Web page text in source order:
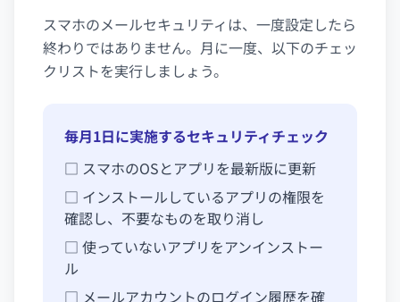
スマホのメールセキュリティは、一度設定したら
終わりではありません。月に一度、以下のチェッ
クリストを実行しましょう。
毎月1日に実施するセキュリティチェック
□ スマホのOSとアプリを最新版に更新
□ インストールしているアプリの権限を
確認し、不要なものを取り消し
□ 使っていないアプリをアンインストー
ル
□ メールアカウントのログイン履歴を確